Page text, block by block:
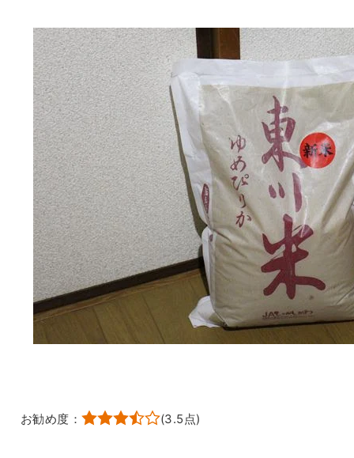
お勧め度： (3.5 点)